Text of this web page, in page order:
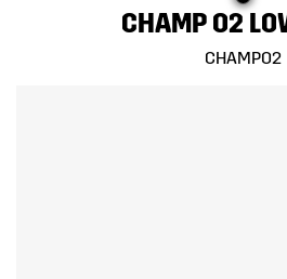
CHAMP O2
CHAMPO2